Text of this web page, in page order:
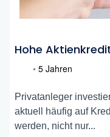
Hohe
• 5 Jahren
Privatanleger
aktuell häufig auf
werden, nicht nur...